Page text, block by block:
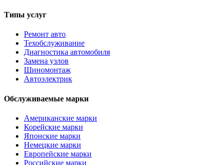
Типы услуг
Ремонт авто
Техобслуживание
Диагностика автомобиля
Замена узлов
Шиномонтаж
Автоэлектрик
Обслуживаемые марки
Американские марки
Корейские марки
Японские марки
Немецкие марки
Европейские марки
Российские марки